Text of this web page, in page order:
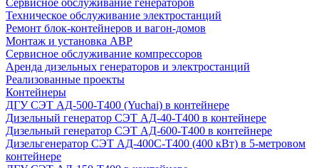
Сервисное обслуживание генераторов
Техническое обслуживание электростанций
Ремонт блок-контейнеров и вагон-домов
Монтаж и установка АВР
Сервисное обслуживание компрессоров
Аренда дизельных генераторов и электростанций
Реализованные проекты
Контейнеры
ДГУ СЭТ АД-500-Т400 (Yuchai) в контейнере
Дизельный генератор СЭТ АД-40-Т400 в контейнере
Дизельный генератор СЭТ АД-600-Т400 в контейнере
Дизельгенератор СЭТ АД-400С-Т400 (400 кВт) в 5-метровом
контейнере